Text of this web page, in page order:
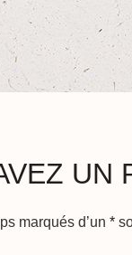
UN
marqués d’un *